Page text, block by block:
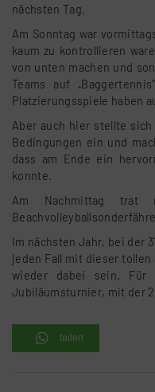
nächsten Tag.
Am Sonntag war
kaum zu kontrollieren
von unten machen und
Teams auf
Platzierungsspiele haben
Aber auch hier stellte sich
Bedingungen ein und
dass am Ende ein
konnte.
Am Nachmittag trat
Im nächsten Jahr, bei der
jeden Fall mit dieser tollen
wieder dabei sein.
Jubiläumsturnier, mit der
teilen